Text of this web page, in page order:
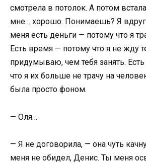
смотрела в потолок. А потом
мне… хорошо. Понимаешь? Я вдруг
меня есть деньги — потому что я
Есть время — потому что я не жду
придумываю, чем тебя занять.
что я их больше не трачу на
была просто фоном.
— Оля…
— Я не договорила, — она чуть
меня не обидел, Денис. Ты меня